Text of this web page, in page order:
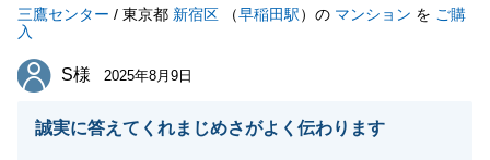
三鷹センター / 東京都 新宿区 （早稲田駅）の マンション を ご購
入
S様
S様 2025年8月9日
誠実に答えてくれまじめさがよく伝わります